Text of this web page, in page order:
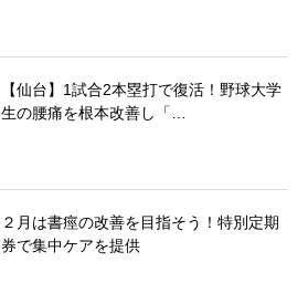
【仙台】1試合2本塁打で復活！野球大学
生の腰痛を根本改善し「…
２月は書痙の改善を目指そう！特別定期
券で集中ケアを提供